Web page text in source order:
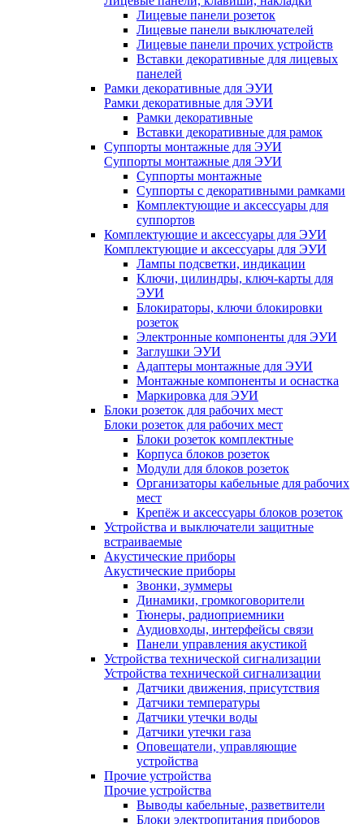
Лицевые панели розеток
Лицевые панели выключателей
Лицевые панели прочих устройств
Вставки декоративные для лицевых
панелей
Рамки декоративные для ЭУИ
Рамки декоративные для ЭУИ
Рамки декоративные
Вставки декоративные для рамок
Суппорты монтажные для ЭУИ
Суппорты монтажные для ЭУИ
Суппорты монтажные
Суппорты с декоративными рамками
Комплектующие и аксессуары для
суппортов
Комплектующие и аксессуары для ЭУИ
Комплектующие и аксессуары для ЭУИ
Лампы подсветки, индикации
Ключи, цилиндры, ключ-карты для
ЭУИ
Блокираторы, ключи блокировки
розеток
Электронные компоненты для ЭУИ
Заглушки ЭУИ
Адаптеры монтажные для ЭУИ
Монтажные компоненты и оснастка
Маркировка для ЭУИ
Блоки розеток для рабочих мест
Блоки розеток для рабочих мест
Блоки розеток комплектные
Корпуса блоков розеток
Модули для блоков розеток
Организаторы кабельные для рабочих
мест
Крепёж и аксессуары блоков розеток
Устройства и выключатели защитные
встраиваемые
Акустические приборы
Акустические приборы
Звонки, зуммеры
Динамики, громкоговорители
Тюнеры, радиоприемники
Аудиовходы, интерфейсы связи
Панели управления акустикой
Устройства технической сигнализации
Устройства технической сигнализации
Датчики движения, присутствия
Датчики температуры
Датчики утечки воды
Датчики утечки газа
Оповещатели, управляющие
устройства
Прочие устройства
Прочие устройства
Выводы кабельные, разветвители
Блоки электропитания приборов